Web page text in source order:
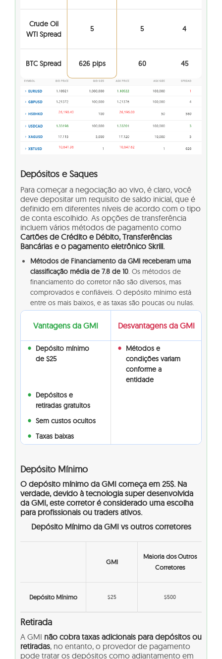
Crude Oil
WTI Spread
5 5 4
BTC Spread 626 pips 60 45
Depósitos e Saques
Para começar a negociação ao vivo, é claro, você
deve depositar um requisito de saldo inicial, que é
definido em diferentes níveis de acordo com o tipo
de conta escolhido. As opções de transferência
incluem vários métodos de pagamento como
Cartões de Crédito e Débito, Transferências
Bancárias e o pagamento eletrônico Skrill.
Métodos de Financiamento da GMI receberam uma
classificação média de 7.8 de 10 . Os métodos de
financiamento do corretor não são diversos, mas
comprovados e confiáveis. O depósito mínimo está
entre os mais baixos, e as taxas são poucas ou nulas.
Vantagens da GMI Desvantagens da GMI
Depósito mínimo
de $25
Métodos e
condições variam
conforme a
entidade
Depósitos e
retiradas gratuitos
Sem custos ocultos
Taxas baixas
Depósito Mínimo
O depósito mínimo da GMI começa em 25$. Na
verdade, devido à tecnologia super desenvolvida
da GMI, este corretor é considerado uma escolha
para profissionais ou traders ativos.
Depósito Mínimo da GMI vs outros corretores
GMI
Maioria dos Outros
Corretores
Depósito Mínimo $25 $500
Retirada
A GMI não cobra taxas adicionais para depósitos ou
retiradas, no entanto, o provedor de pagamento
pode tratar os depósitos como adiantamento em